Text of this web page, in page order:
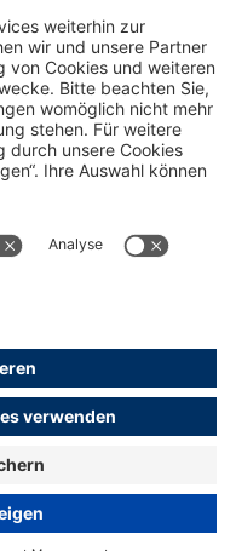
English